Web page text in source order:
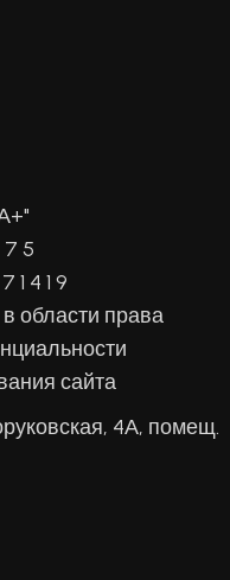
5
1 4 1 9
области права
сайта
4А, помещ.